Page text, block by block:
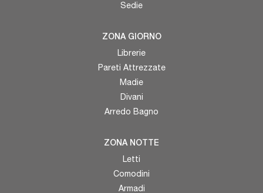
Sedie
ZONA GIORNO
Librerie
Pareti Attrezzate
Madie
Divani
Arredo Bagno
ZONA NOTTE
Letti
Comodini
Armadi